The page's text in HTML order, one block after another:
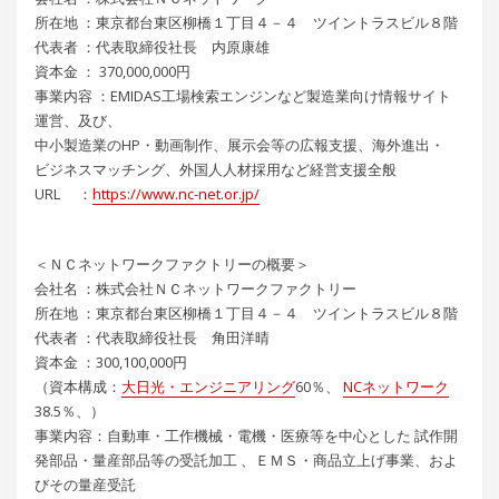
所在地 ：東京都台東区柳橋１丁目４－４ ツイントラスビル８階
代表者 ：代表取締役社長 内原康雄
資本金 ： 370,000,000円
事業内容 ：EMIDAS工場検索エンジンなど製造業向け情報サイト
運営、及び、
中小製造業のHP・動画制作、展示会等の広報支援、海外進出・
ビジネスマッチング、外国人人材採用など経営支援全般
URL ：https://www.nc-net.or.jp/
＜ＮＣネットワークファクトリーの概要＞
会社名 ：株式会社ＮＣネットワークファクトリー
所在地 ：東京都台東区柳橋１丁目４－４ ツイントラスビル８階
代表者 ：代表取締役社長 角田洋晴
資本金 ：300,100,000円
（資本構成： 大日光・エンジニアリング60％、NCネットワーク
38.5％、）
事業内容：自動車・工作機械・電機・医療等を中心とした 試作開
発部品・量産部品等の受託加工 、ＥＭＳ・商品立上げ事業、およ
びその量産受託